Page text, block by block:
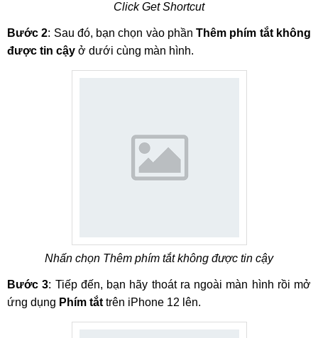
Click Get Shortcut
Bước 2: Sau đó, bạn chọn vào phần Thêm phím tắt không
được tin cậy ở dưới cùng màn hình.
Nhấn chọn Thêm phím tắt không được tin cậy
Bước 3: Tiếp đến, bạn hãy thoát ra ngoài màn hình rồi mở
ứng dụng Phím tắt trên iPhone 12 lên.